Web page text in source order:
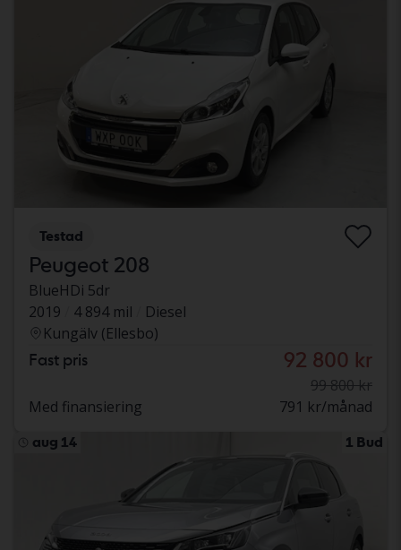
Testad
Peugeot 208
BlueHDi 5dr
2019
4 894 mil
Diesel
Kungälv (Ellesbo)
Fast pris 92 800 kr
99 800 kr
Med finansiering
791 kr/månad
aug 14 1 Bud